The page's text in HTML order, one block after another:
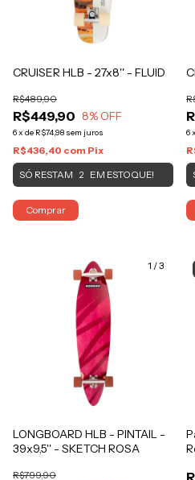
CRUISER HLB - 27x8'' - FLUID
R$449,90
R$489,90
8% OFF
6x de R$74,98 sem juros
R$436,40 com Pix
SÓ RESTAM 2 EM ESTOQUE!
Comprar
6x
1 /3
LONGBOARD HLB - PINTAIL -
39x9,5'' - SKETCH ROSA
R$799,90